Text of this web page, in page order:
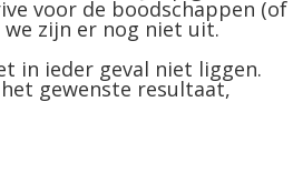
voor de boodschappen (of
zijn er nog niet uit.
in ieder geval niet liggen.
gewenste resultaat,